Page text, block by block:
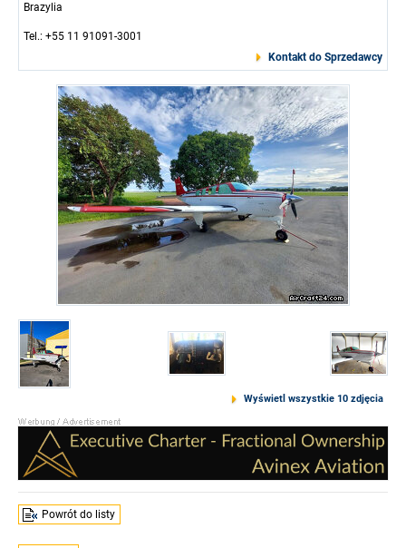
Brazylia
Tel.: +55 11 91091-3001
Kontakt do Sprzedawcy
Wyświetl wszystkie 10 zdjęcia
Powrót do listy